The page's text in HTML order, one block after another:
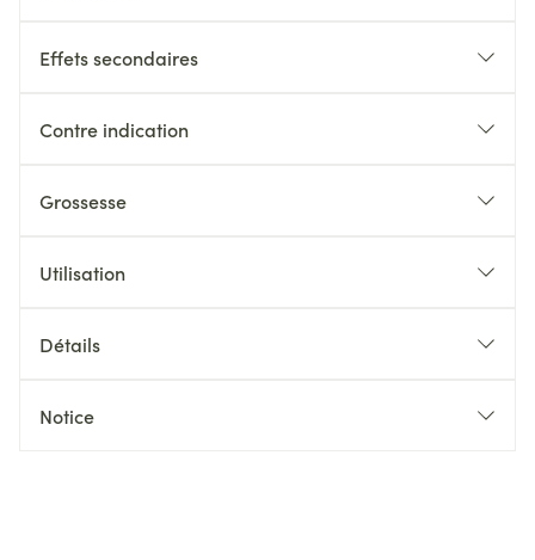
Effets secondaires
Contre indication
Grossesse
Utilisation
Détails
Notice